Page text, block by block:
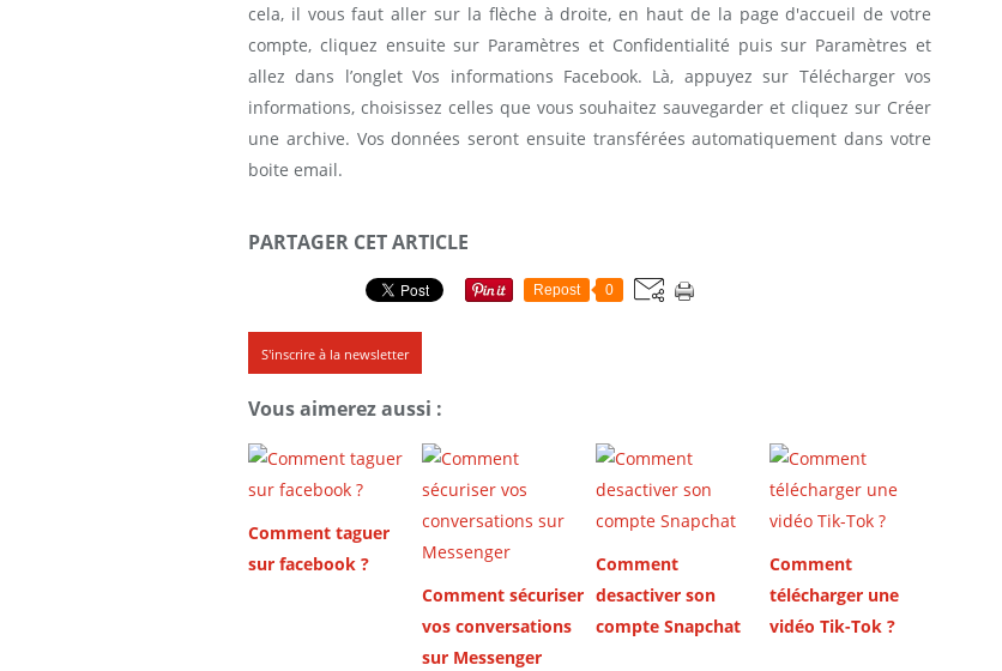
cela, il vous faut aller sur la flèche à droite, en haut de la page d'accueil de votre
compte, cliquez ensuite sur Paramètres et Confidentialité puis sur Paramètres et
allez dans l’onglet Vos informations Facebook. Là, appuyez sur Télécharger vos
informations, choisissez celles que vous souhaitez sauvegarder et cliquez sur Créer
une archive. Vos données seront ensuite transférées automatiquement dans votre
boite email.
PARTAGER CET ARTICLE
Repost 0
S'inscrire à la newsletter
Vous aimerez aussi :
Comment taguer
sur facebook ?
Comment sécuriser
vos conversations
sur Messenger
Comment
desactiver son
compte Snapchat
Comment
télécharger une
vidéo Tik-Tok ?